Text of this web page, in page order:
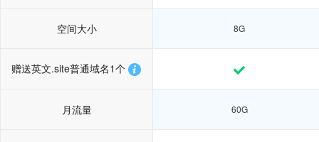
空间大小 8G
赠送英文.site普通域名1个
月流量 60G